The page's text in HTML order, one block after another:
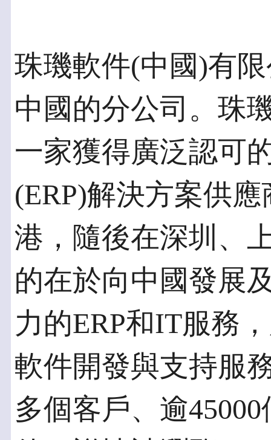
珠璣軟件(中國)有
中國的分公司。珠
一家獲得廣泛認可
(ERP)解決方案供
港，隨後在深圳、
的在於向中國發展
力的ERP和IT服務
軟件開發與支持服
多個客戶、逾